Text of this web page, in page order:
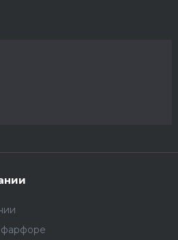
фарфоре